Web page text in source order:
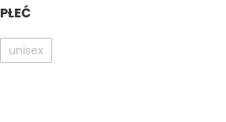
PŁEĆ
unisex